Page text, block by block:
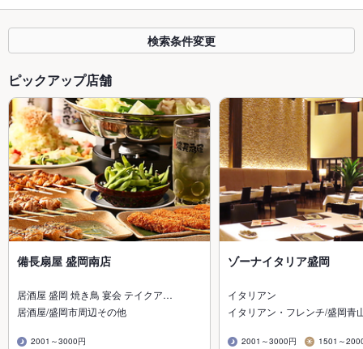
検索条件変更
ピックアップ店舗
備長扇屋 盛岡南店
居酒屋 盛岡 焼き鳥 宴会 テイクア…
居酒屋/盛岡市周辺その他
2001～3000円
ゾーナイタリア盛岡
イタリアン
イタリアン・フレンチ/盛岡青
2001～3000円 1501～